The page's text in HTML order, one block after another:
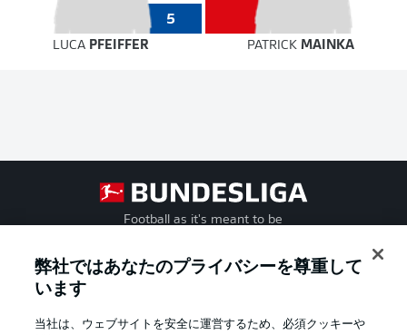
5
LUCA PFEIFFER PATRICKMAINKA
Football as it's meant to be
弊社ではあなたのプライバシーを尊重して
います
当社は、ウェブサイトを安全に運営するため、必須クッキーや